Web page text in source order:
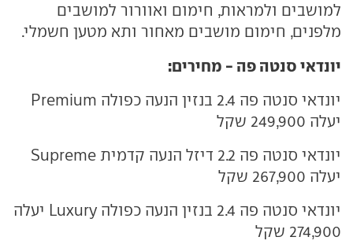
למושבים ולמראות, חימום ואוורור למושבים
מלפנים, חימום מושבים מאחור ותא מטען חשמלי.
יונדאי סנטה פה - מחירים:
יונדאי סנטה פה 2.4 בנזין הנעה כפולה Premium
יעלה 249,900 שקל
יונדאי סנטה פה 2.2 דיזל הנעה קדמית Supreme
יעלה 267,900 שקל
יונדאי סנטה פה 2.4 בנזין הנעה כפולה Luxury יעלה
274,900 שקל